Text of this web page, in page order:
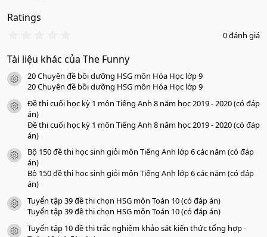
Ratings
0
0
s
a
o
0 đánh giá
Tài liệu khác của The Funny
icon tài liệu
20 Chuyên đề bồi dưỡng HSG môn Hóa Học lớp 9
20 Chuyên đề bồi dưỡng HSG môn Hóa Học lớp 9
icon tài liệu
Đề thi cuối học kỳ 1 môn Tiếng Anh 8 năm học 2019 - 2020 (có đáp
án)
Đề thi cuối học kỳ 1 môn Tiếng Anh 8 năm học 2019 - 2020 (có đáp
án)
icon tài liệu
Bộ 150 đề thi học sinh giỏi môn Tiếng Anh lớp 6 các năm (có đáp
án)
Bộ 150 đề thi học sinh giỏi môn Tiếng Anh lớp 6 các năm (có đáp
án)
icon tài liệu
Tuyển tập 39 đề thi chọn HSG môn Toán 10 (có đáp án)
Tuyển tập 39 đề thi chọn HSG môn Toán 10 (có đáp án)
icon tài liệu
Tuyển tập 10 đề thi trắc nghiệm khảo sát kiến thức tổng hợp -